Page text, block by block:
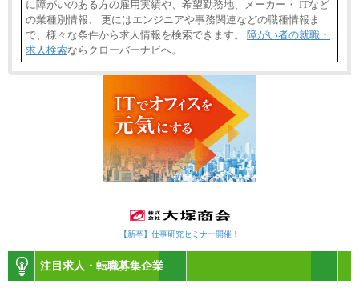
に障がいのある方の雇用実績や、希望勤務地、メーカー・ ITなど
の業種別情報、 更にはエンジニアや事務関連などの職種情報ま
で、様々な条件から求人情報を検索できます。 障がい者の就職・
求人検索ならクローバーナビへ。
【新卒】仕事研究セミナー開催！
注目求人・転職募集企業